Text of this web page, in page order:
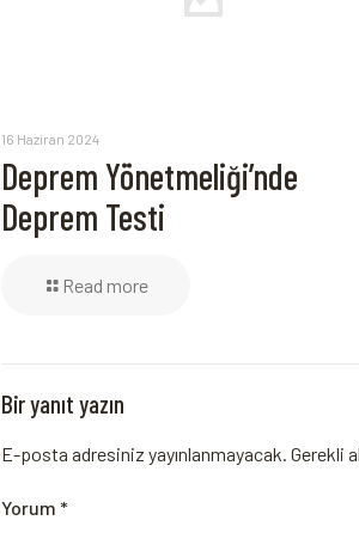
16 Haziran 2024
Deprem Yönetmeliği’nde
Deprem Testi
Read more
Bir yanıt yazın
E-posta adresiniz yayınlanmayacak. Gerekli
Yorum *